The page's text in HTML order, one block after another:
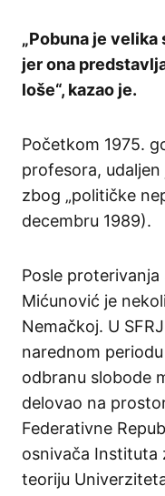
„Pobuna je
jer ona
loše“, kazao je.
Početkom 1975.
profesora,
zbog „političke
decembru 1989).
Posle
Mićunović je
Nemačkoj. U
narednom
odbranu slobode
delovao na
Federativne
osnivača Instituta
teoriju